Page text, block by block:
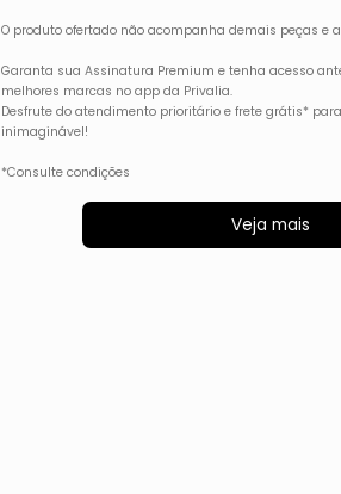
O produto ofertado não acompanha demais peças e
Garanta sua Assinatura Premium e tenha acesso
melhores marcas no app da Privalia.
Desfrute do atendimento prioritário e frete grátis*
inimaginável!
*Consulte condições
Veja mais